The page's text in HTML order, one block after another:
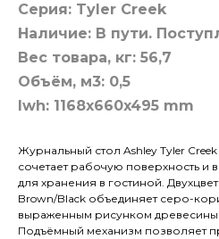
Серия: Tyler Creek
Наличие: В пути.
Вес товара, кг: 56,7
Объём, м3: 0,5
lwh: 1168x660x495 mm
Журнальный стол Ashley Tyler
сочетает рабочую поверхность и
для хранения в гостиной.
Brown/Black объединяет серо-
выраженным рисунком
Подъёмный механизм позволяет